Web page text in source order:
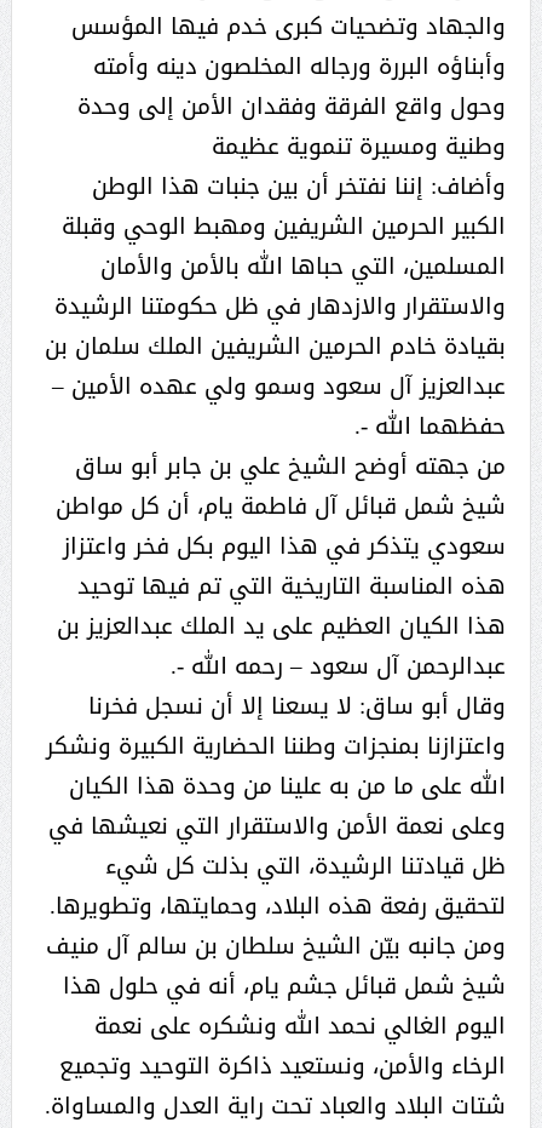
والجهاد وتضحيات كبرى خدم فيها المؤسس
وأبناؤه البررة ورجاله المخلصون دينه وأمته
وحول واقع الفرقة وفقدان الأمن إلى وحدة
وطنية ومسيرة تنموية عظيمة
وأضاف: إننا نفتخر أن بين جنبات هذا الوطن
الكبير الحرمين الشريفين ومهبط الوحي وقبلة
المسلمين، التي حباها الله بالأمن والأمان
والاستقرار والازدهار في ظل حكومتنا الرشيدة
بقيادة خادم الحرمين الشريفين الملك سلمان بن
عبدالعزيز آل سعود وسمو ولي عهده الأمين –
حفظهما الله -.
من جهته أوضح الشيخ علي بن جابر أبو ساق
شيخ شمل قبائل آل فاطمة يام، أن كل مواطن
سعودي يتذكر في هذا اليوم بكل فخر واعتزاز
هذه المناسبة التاريخية التي تم فيها توحيد
هذا الكيان العظيم على يد الملك عبدالعزيز بن
عبدالرحمن آل سعود – رحمه الله -.
وقال أبو ساق: لا يسعنا إلا أن نسجل فخرنا
واعتزازنا بمنجزات وطننا الحضارية الكبيرة ونشكر
الله على ما من به علينا من وحدة هذا الكيان
وعلى نعمة الأمن والاستقرار التي نعيشها في
ظل قيادتنا الرشيدة، التي بذلت كل شيء
لتحقيق رفعة هذه البلاد، وحمايتها، وتطويرها.
ومن جانبه بيّن الشيخ سلطان بن سالم آل منيف
شيخ شمل قبائل جشم يام، أنه في حلول هذا
اليوم الغالي نحمد الله ونشكره على نعمة
الرخاء والأمن، ونستعيد ذاكرة التوحيد وتجميع
شتات البلاد والعباد تحت راية العدل والمساواة.